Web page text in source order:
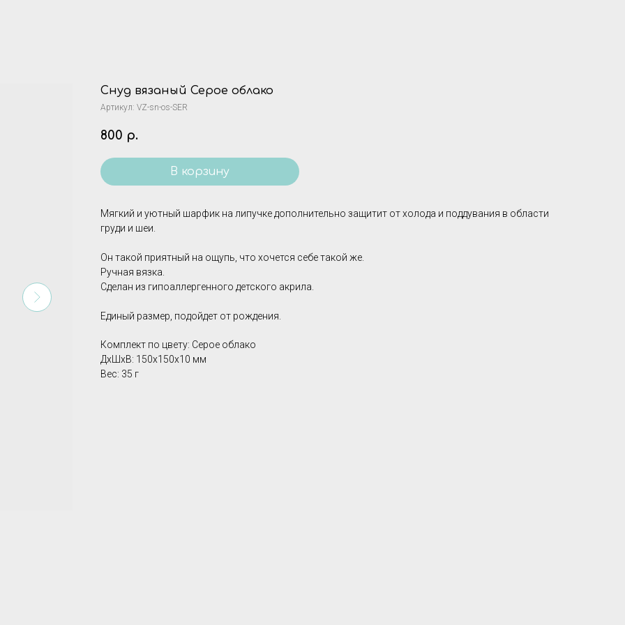
Снуд вязаный Серое облако
Артикул: VZ-sn-os-SER
800 р.
В корзину
Мягкий и уютный шарфик на липучке дополнительно защитит от холода и поддувания в области
груди и шеи.
Он такой приятный на ощупь, что хочется себе такой же.
Ручная вязка.
Сделан из гипоаллергенного детского акрила.
Единый размер, подойдет от рождения.
Комплект по цвету: Серое облако
ДxШxВ: 150x150x10 мм
Вес: 35 г